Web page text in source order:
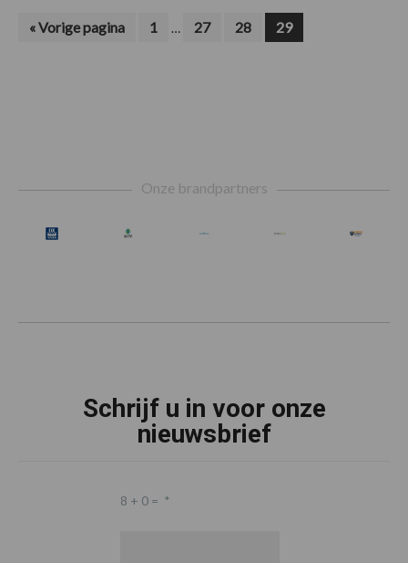
«Ga
Vorige pagina Pagina
1
Interim
… Pagina
27 Pagina
28 Pagina
29
Onze brandpartners
Schrijf u in voor onze
nieuwsbrief
8 + 0 = *